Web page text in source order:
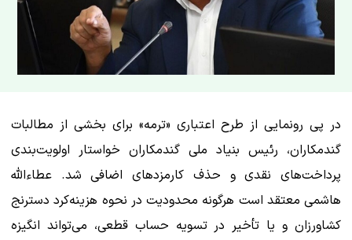
در پی رونمایی از طرح اعتباری «ترمه» برای بخشی از مطالبات
گندمکاران، رئیس بنیاد ملی گندمکاران خواستار اولویت‌بندی
پرداخت‌های نقدی و حذف کارمزدهای اضافی شد. عطاءالله
هاشمی معتقد است هرگونه محدودیت در نحوه هزینه‌کرد دسترنج
کشاورزان و یا تأخیر در تسویه حساب قطعی، می‌تواند انگیزه